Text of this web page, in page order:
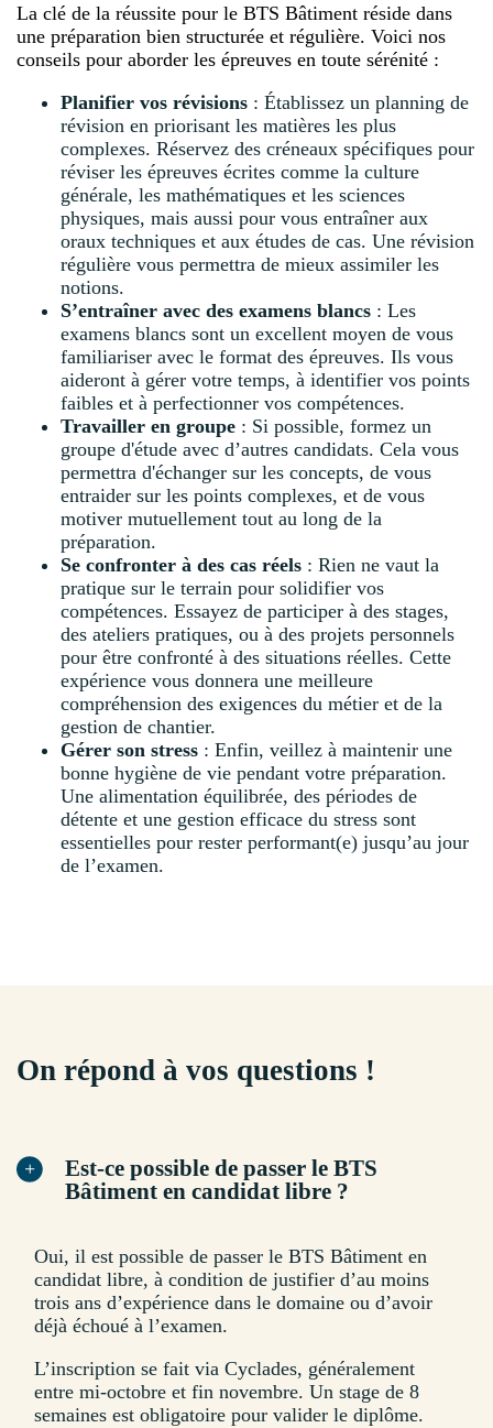
La clé de la réussite pour le BTS Bâtiment réside dans
une préparation bien structurée et régulière. Voici nos
conseils pour aborder les épreuves en toute sérénité :
Planifier vos révisions : Établissez un planning de
révision en priorisant les matières les plus
complexes. Réservez des créneaux spécifiques pour
réviser les épreuves écrites comme la culture
générale, les mathématiques et les sciences
physiques, mais aussi pour vous entraîner aux
oraux techniques et aux études de cas. Une révision
régulière vous permettra de mieux assimiler les
notions.
S’entraîner avec des examens blancs : Les
examens blancs sont un excellent moyen de vous
familiariser avec le format des épreuves. Ils vous
aideront à gérer votre temps, à identifier vos points
faibles et à perfectionner vos compétences.
Travailler en groupe : Si possible, formez un
groupe d'étude avec d’autres candidats. Cela vous
permettra d'échanger sur les concepts, de vous
entraider sur les points complexes, et de vous
motiver mutuellement tout au long de la
préparation.
Se confronter à des cas réels : Rien ne vaut la
pratique sur le terrain pour solidifier vos
compétences. Essayez de participer à des stages,
des ateliers pratiques, ou à des projets personnels
pour être confronté à des situations réelles. Cette
expérience vous donnera une meilleure
compréhension des exigences du métier et de la
gestion de chantier.
Gérer son stress : Enfin, veillez à maintenir une
bonne hygiène de vie pendant votre préparation.
Une alimentation équilibrée, des périodes de
détente et une gestion efficace du stress sont
essentielles pour rester performant(e) jusqu’au jour
de l’examen.
On répond à vos questions !
Est-ce possible de passer le BTS
Bâtiment en candidat libre ?
Oui, il est possible de passer le BTS Bâtiment en
candidat libre, à condition de justifier d’au moins
trois ans d’expérience dans le domaine ou d’avoir
déjà échoué à l’examen.
L’inscription se fait via Cyclades, généralement
entre mi-octobre et fin novembre. Un stage de 8
semaines est obligatoire pour valider le diplôme.